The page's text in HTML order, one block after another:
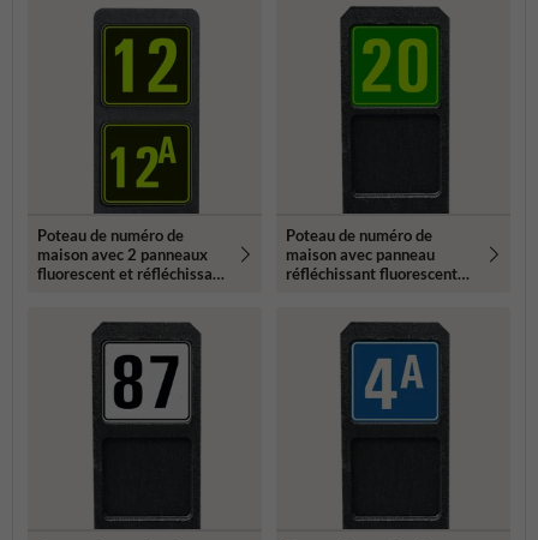
Poteau de numéro de
maison avec 2 panneaux
fluorescent et réfléchissant
Poteau de numéro de
maison avec panneau
réfléchissant fluorescent